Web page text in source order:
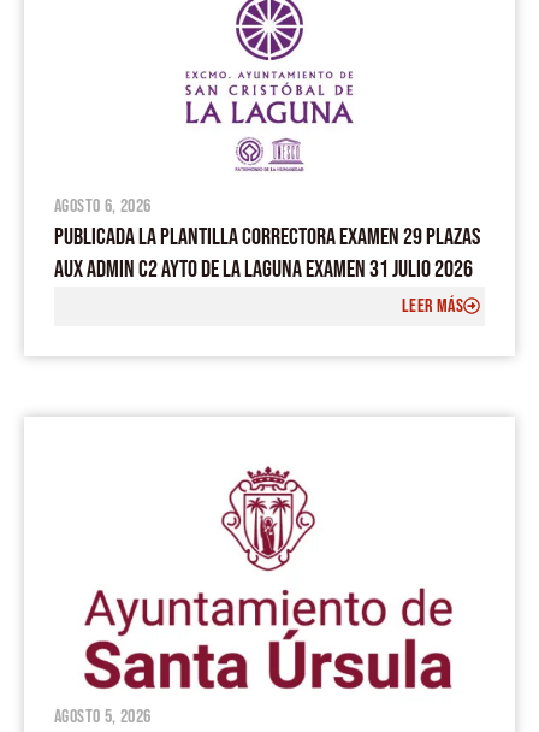
agosto 6, 2026
PUBLICADA LA PLANTILLA CORRECTORA EXAMEN 29 PLAZAS
AUX ADMIN C2 AYTO DE LA LAGUNA EXAMEN 31 JULIO 2026
LEER MÁS
agosto 5, 2026